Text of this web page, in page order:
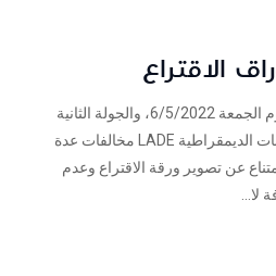
الاقتراع
لبنان بدأت الجولة الأولى من انتخابات المغتربين يوم الجمعة 6/5/2022، والجولة الثانية
الأحد 8/5/2022، ورصدت الجمعية اللبنانية للانتخابات الديمقراطية LADE مخالفات عدة
عن تصوير ورقة الاقتراع وعدم